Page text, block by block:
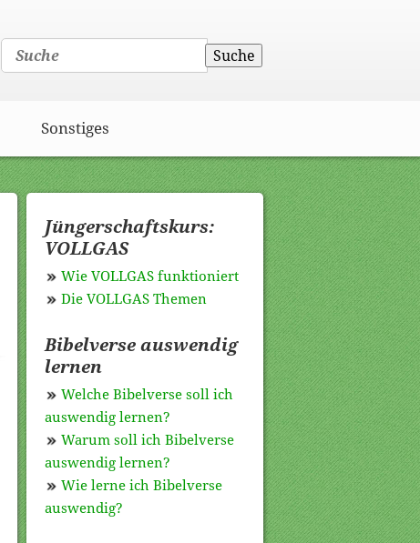
Suche
Sonstiges
Jüngerschaftskurs:
VOLLGAS
Wie VOLLGAS funktioniert
Die VOLLGAS Themen
Bibelverse auswendig
lernen
Welche Bibelverse soll ich
auswendig lernen?
Warum soll ich Bibelverse
auswendig lernen?
Wie lerne ich Bibelverse
auswendig?